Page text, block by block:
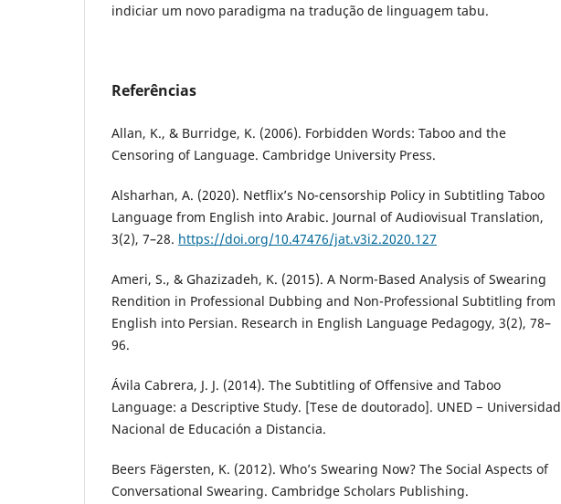
indiciar um novo paradigma na tradução de linguagem tabu.
Referências
Allan, K., & Burridge, K. (2006). Forbidden Words: Taboo and the
Censoring of Language. Cambridge University Press.
Alsharhan, A. (2020). Netflix’s No-censorship Policy in Subtitling Taboo
Language from English into Arabic. Journal of Audiovisual Translation,
3(2), 7–28. https://doi.org/10.47476/jat.v3i2.2020.127
Ameri, S., & Ghazizadeh, K. (2015). A Norm-Based Analysis of Swearing
Rendition in Professional Dubbing and Non-Professional Subtitling from
English into Persian. Research in English Language Pedagogy, 3(2), 78–
96.
Ávila Cabrera, J. J. (2014). The Subtitling of Offensive and Taboo
Language: a Descriptive Study. [Tese de doutorado]. UNED − Universidad
Nacional de Educación a Distancia.
Beers Fägersten, K. (2012). Who’s Swearing Now? The Social Aspects of
Conversational Swearing. Cambridge Scholars Publishing.